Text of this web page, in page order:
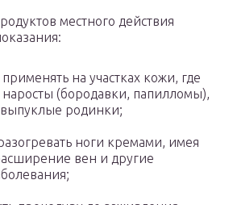
местного действия
на участках кожи, где
(бородавки, папилломы),
родинки;
ноги кремами, имея
вен и другие